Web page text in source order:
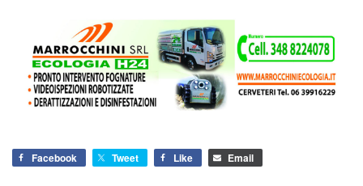
Facebook Tweet Like Email